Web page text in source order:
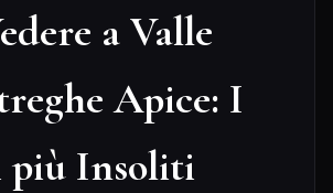
a Valle
Apice: I
più Insoliti